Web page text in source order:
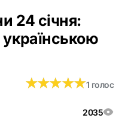
24 січня:
українською
2035
★★★★★
★★★★★1 голос